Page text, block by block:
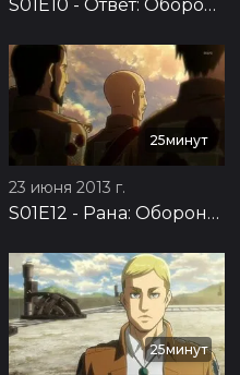
S01E10 - Ответ: Оборона Троста, часть 6
25минут
23 июня 2013 г.
S01E12 - Рана: Оборона Троста, часть 8
25минут